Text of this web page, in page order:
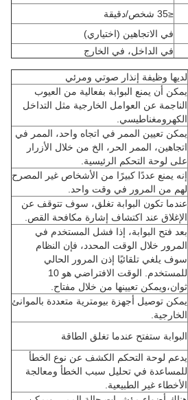
≤35 شخص/دقيقة
في الاتجاهين (اختياري)
في الداخل، في الخارج
لديها وظيفة إنذار صوتي ومرئي
يمكن أن يمنع البوابة بفعالية من العيوب
الناجمة عن العوامل الخارجية مثل التداخل
الكهرومغناطيسي.
يمكن تعيين الممر في اتجاه واحد، الممر في
اتجاهين، الممر الحر، الخ من خلال الأزرار
على لوحة التحكم الرئيسية.
إنه يمنع عددًا كبيرًا من الأشخاص غير المصرح
لهم من المرور في وقت واحد.
عندما تكون البوابة تغلق، سوف تتوقف عن
الإغلاق عند اكتشاف إشارة مكافحة القص.
بعد فتح البوابة، إذا فشل المستخدم في
المرور خلال الوقت المحدد، فإن النظام
سوف يلغي تلقائيًا إذن المرور الحالي
للمستخدم. الوقت الافتراضي هو 10
ثوان،ويمكن تعيينها من خلال مفتاح.
يمكن توصيل أجهزة بيومترية متعددة بالموانئ
الخارجية.
البوابة ستفتح عندما تغلق الطاقة
يدعم لوحة التحكم الكشف عن نوع الخطأ
للمساعدة في تحليل سبب الخطأ ومعالجة
الأخطاء غير الطبيعية.